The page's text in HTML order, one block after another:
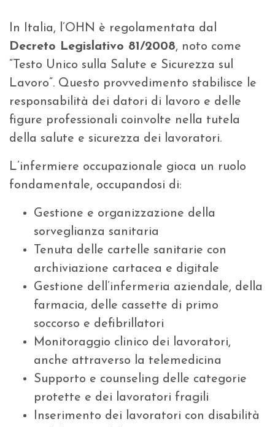
In Italia, l’OHN è regolamentata dal
Decreto Legislativo 81/2008, noto come
“Testo Unico sulla Salute e Sicurezza sul
Lavoro”. Questo provvedimento stabilisce le
responsabilità dei datori di lavoro e delle
figure professionali coinvolte nella tutela
della salute e sicurezza dei lavoratori.
L’infermiere occupazionale gioca un ruolo
fondamentale, occupandosi di:
Gestione e organizzazione della
sorveglianza sanitaria
Tenuta delle cartelle sanitarie con
archiviazione cartacea e digitale
Gestione dell’infermeria aziendale, della
farmacia, delle cassette di primo
soccorso e defibrillatori
Monitoraggio clinico dei lavoratori,
anche attraverso la telemedicina
Supporto e counseling delle categorie
protette e dei lavoratori fragili
Inserimento dei lavoratori con disabilità